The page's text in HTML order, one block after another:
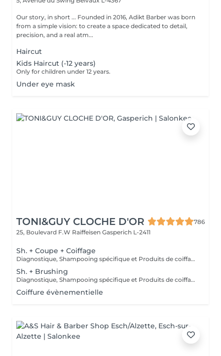
Our story, in short ... Founded in 2016, Adikt Barber was born
from a simple vision: to create a space dedicated to detail,
precision, and a real atm...
Haircut
Kids Haircut (-12 years)
Only for children under 12 years.
Under eye mask
TONI&GUY CLOCHE D'OR
786
25, Boulevard F.W Raiffeisen Gasperich L-2411
Sh. + Coupe + Coiffage
Diagnostique, Shampooing spécifique et Produits de coiffage inclus.
Sh. + Brushing
Diagnostique, Shampooing spécifique et Produits de coiffage inclus.
Coiffure évènementielle